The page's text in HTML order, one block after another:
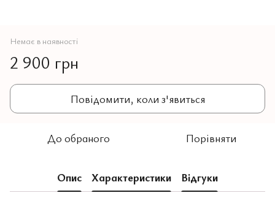
Немає в наявності
2 900 грн
Повідомити, коли з'явиться
До обраного Порівняти
Опис Характеристики Відгуки